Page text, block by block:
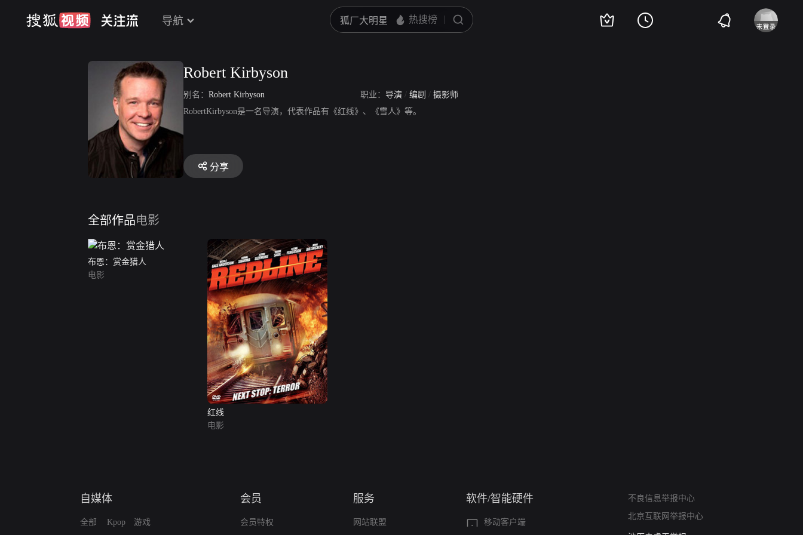
导航
Robert Kirbyson
别名： Robert Kirbyson 职业： 导演 / 编剧 / 摄影师
RobertKirbyson是一名导演，代表作品有《红线》、《雪人》等。
分享
全部作品电影
布恩：赏金猎人
电影
红线
电影
自媒体
全部 Kpop 游戏
会员
会员特权
服务
网站联盟
软件/智能硬件
移动客户端
不良信息举报中心
北京互联网举报中心
亚运会举报专区